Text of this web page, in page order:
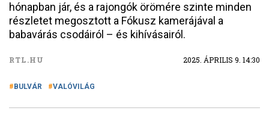
hónapban jár, és a rajongók örömére szinte minden
részletet megosztott a Fókusz kamerájával a
babavárás csodáiról – és kihívásairól.
RTL.HU 2025. ÁPRILIS 9. 14:30
BULVÁR VALÓVILÁG